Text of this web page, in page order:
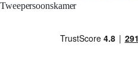
Tweepersoonskamer